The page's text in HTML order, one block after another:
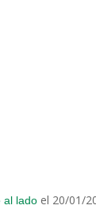
al lado el 20/01/